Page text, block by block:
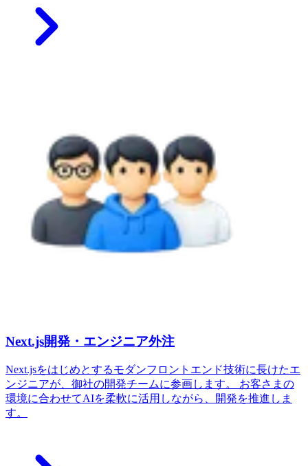
Next.js開発・エンジニア外注
Next.jsをはじめとするモダンフロントエンド技術に長けたエ
ンジニアが、御社の開発チームに参画します。 お客さまの
環境に合わせてAIを柔軟に活用しながら、開発を推進しま
す。